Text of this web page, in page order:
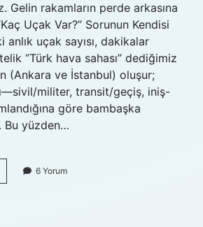
Gelin rakamların perde arkasına
Uçak Var?” Sorunun Kendisi
anlık uçak sayısı, dakikalar
“Türk hava sahası” dediğimiz
(Ankara ve İstanbul) oluşur;
militer, transit/geçiş, iniş-
göre bambaşka
Bu yüzden…
6 Yorum